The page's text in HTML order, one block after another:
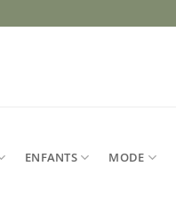
ENFANTS MODE